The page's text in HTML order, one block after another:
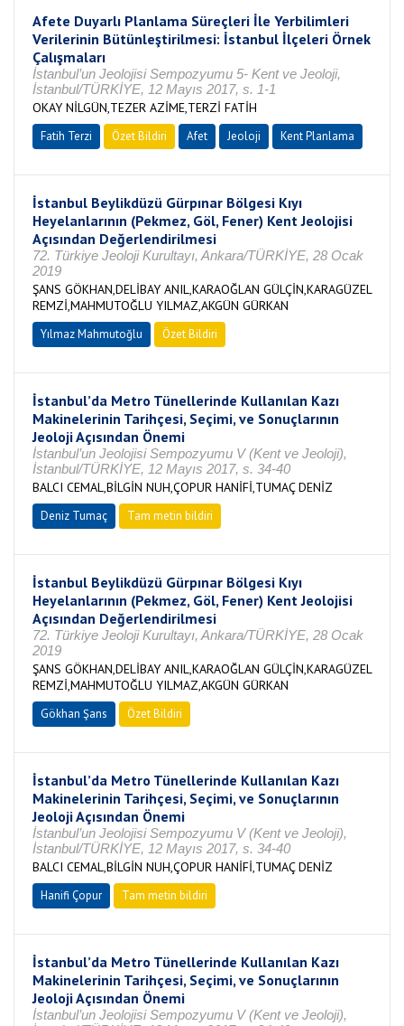
Afete Duyarlı Planlama Süreçleri İle Yerbilimleri
Verilerinin Bütünleştirilmesi: İstanbul İlçeleri Örnek
Çalışmaları
İstanbul’un Jeolojisi Sempozyumu 5- Kent ve Jeoloji,
İstanbul/TÜRKİYE, 12 Mayıs 2017, s. 1-1
OKAY NİLGÜN,TEZER AZİME,TERZİ FATİH
Fatih Terzi Özet Bildiri Afet Jeoloji Kent Planlama
İstanbul Beylikdüzü Gürpınar Bölgesi Kıyı
Heyelanlarının (Pekmez, Göl, Fener) Kent Jeolojisi
Açısından Değerlendirilmesi
72. Türkiye Jeoloji Kurultayı, Ankara/TÜRKİYE, 28 Ocak
2019
ŞANS GÖKHAN,DELİBAY ANIL,KARAOĞLAN GÜLÇİN,KARAGÜZEL
REMZİ,MAHMUTOĞLU YILMAZ,AKGÜN GÜRKAN
Yılmaz Mahmutoğlu Özet Bildiri
İstanbul’da Metro Tünellerinde Kullanılan Kazı
Makinelerinin Tarihçesi, Seçimi, ve Sonuçlarının
Jeoloji Açısından Önemi
İstanbul’un Jeolojisi Sempozyumu V (Kent ve Jeoloji),
İstanbul/TÜRKİYE, 12 Mayıs 2017, s. 34-40
BALCI CEMAL,BİLGİN NUH,ÇOPUR HANİFİ,TUMAÇ DENİZ
Deniz Tumaç Tam metin bildiri
İstanbul Beylikdüzü Gürpınar Bölgesi Kıyı
Heyelanlarının (Pekmez, Göl, Fener) Kent Jeolojisi
Açısından Değerlendirilmesi
72. Türkiye Jeoloji Kurultayı, Ankara/TÜRKİYE, 28 Ocak
2019
ŞANS GÖKHAN,DELİBAY ANIL,KARAOĞLAN GÜLÇİN,KARAGÜZEL
REMZİ,MAHMUTOĞLU YILMAZ,AKGÜN GÜRKAN
Gökhan Şans Özet Bildiri
İstanbul’da Metro Tünellerinde Kullanılan Kazı
Makinelerinin Tarihçesi, Seçimi, ve Sonuçlarının
Jeoloji Açısından Önemi
İstanbul’un Jeolojisi Sempozyumu V (Kent ve Jeoloji),
İstanbul/TÜRKİYE, 12 Mayıs 2017, s. 34-40
BALCI CEMAL,BİLGİN NUH,ÇOPUR HANİFİ,TUMAÇ DENİZ
Hanifi Çopur Tam metin bildiri
İstanbul’da Metro Tünellerinde Kullanılan Kazı
Makinelerinin Tarihçesi, Seçimi, ve Sonuçlarının
Jeoloji Açısından Önemi
İstanbul’un Jeolojisi Sempozyumu V (Kent ve Jeoloji),